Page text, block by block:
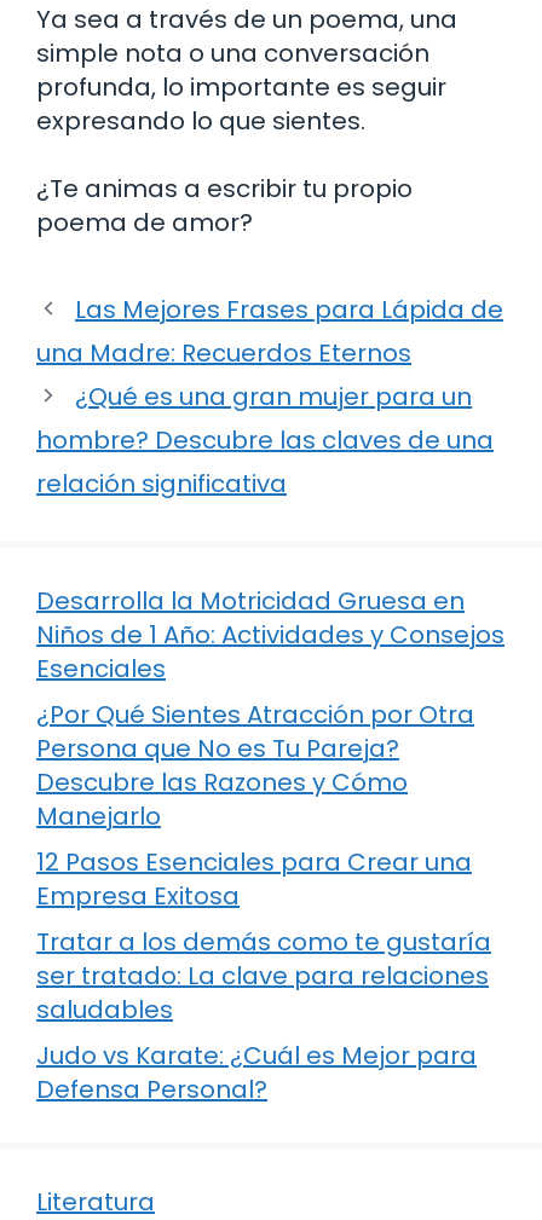
Ya sea a través de un poema, una
simple nota o una conversación
profunda, lo importante es seguir
expresando lo que sientes.
¿Te animas a escribir tu propio
poema de amor?
Las Mejores Frases para Lápida de
una Madre: Recuerdos Eternos
¿Qué es una gran mujer para un
hombre? Descubre las claves de una
relación significativa
Desarrolla la Motricidad Gruesa en
Niños de 1 Año: Actividades y Consejos
Esenciales
¿Por Qué Sientes Atracción por Otra
Persona que No es Tu Pareja?
Descubre las Razones y Cómo
Manejarlo
12 Pasos Esenciales para Crear una
Empresa Exitosa
Tratar a los demás como te gustaría
ser tratado: La clave para relaciones
saludables
Judo vs Karate: ¿Cuál es Mejor para
Defensa Personal?
Literatura